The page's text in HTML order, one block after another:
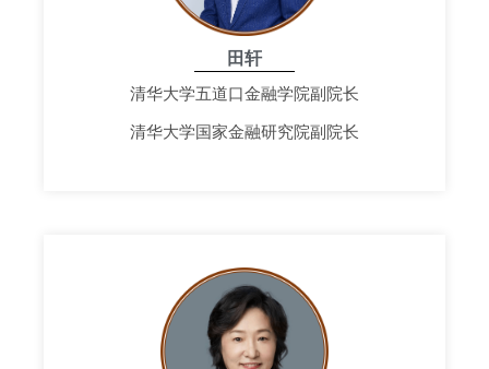
田轩
清华大学五道口金融学院副院长
清华大学国家金融研究院副院长